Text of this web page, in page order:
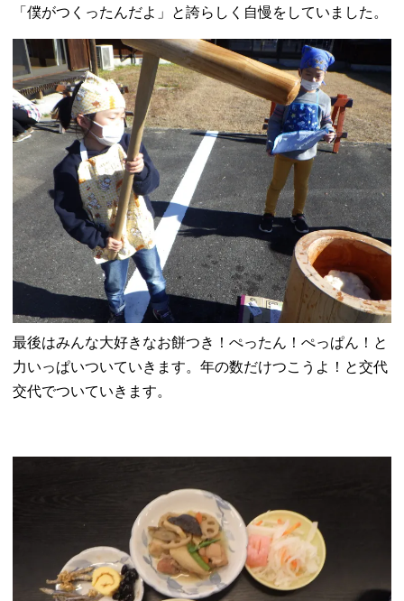
「僕がつくったんだよ」と誇らしく自慢をしていました。
最後はみんな大好きなお餅つき！ぺったん！ぺっぱん！と
力いっぱいついていきます。年の数だけつこうよ！と交代
交代でついていきます。